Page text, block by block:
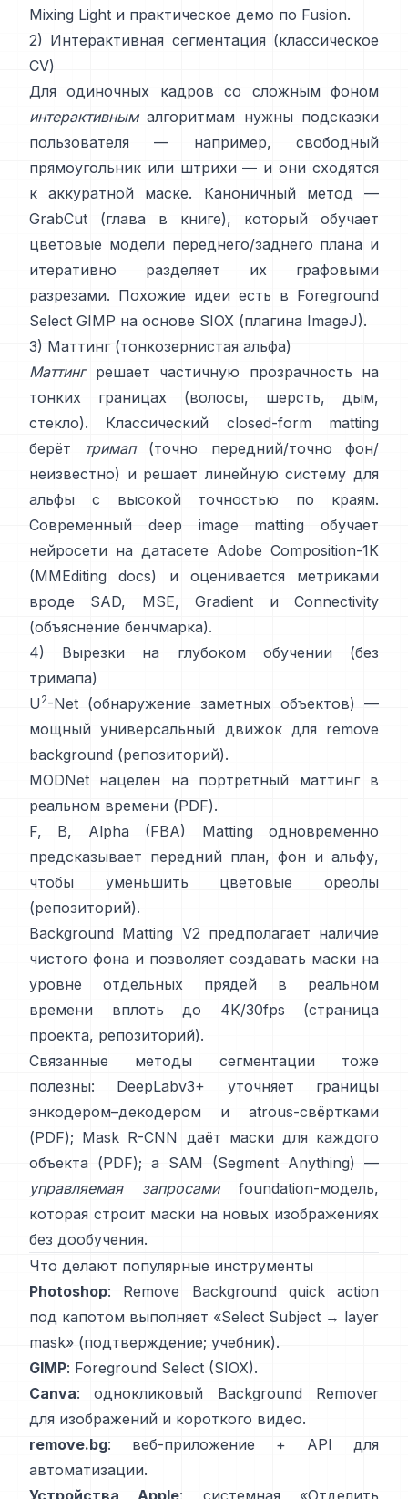
Mixing Light и практическое демо по Fusion.
2) Интерактивная сегментация (классическое
CV)
Для одиночных кадров со сложным фоном
интерактивнымалгоритмам нужны подсказки
пользователя — например, свободный
прямоугольник или штрихи — и они сходятся
к аккуратной маске. Каноничный метод —
GrabCut
(глава в книге), который обучает
цветовые модели переднего/заднего плана и
итеративно разделяет их графовыми
разрезами. Похожие идеи есть в Foreground
Select GIMP на основе SIOX (плагина ImageJ).
3) Маттинг (тонкозернистая альфа)
Маттингрешает частичную прозрачность на
тонких границах (волосы, шерсть, дым,
стекло). Классический
closed-form matting
берёт
тримап(точно передний/точно фон/
неизвестно) и решает линейную систему для
альфы с высокой точностью по краям.
Современный
deep image matting
обучает
нейросети на датасете Adobe Composition-1K
(MMEditing docs) и оценивается метриками
вроде
SAD, MSE, Gradient и Connectivity
(объяснение бенчмарка).
4) Вырезки на глубоком обучении (без
тримапа)
U 2-Net (обнаружение заметных объектов) —
мощный универсальный движок для remove
background (репозиторий).
MODNet нацелен на портретный маттинг в
реальном времени (PDF).
F, B, Alpha (FBA) Mattingодновременно
предсказывает передний план, фон и альфу,
чтобы уменьшить цветовые ореолы
(репозиторий).
Background Matting V2 предполагает наличие
чистого фона и позволяет создавать маски на
уровне отдельных прядей в реальном
времени вплоть до 4K/30fps
(страница
проекта, репозиторий).
Связанные методы сегментации тоже
полезны:
DeepLabv3+ уточняет границы
энкодером–декодером и atrous-свёртками
(PDF); Mask R-CNN даёт маски для каждого
объекта (PDF); а SAM (Segment Anything) —
управляемая запросамиfoundation-модель,
которая строит маски на новых изображениях
без дообучения.
Что делают популярные инструменты
Photoshop: Remove Background quick action
под капотом выполняет «Select Subject → layer
mask» (подтверждение; учебник).
GIMP: Foreground Select (SIOX).
Canva: однокликовый
Background Remover
для изображений и короткого видео.
remove.bg: веб-приложение + API для
автоматизации.
Устройства Apple: системная «Отделить